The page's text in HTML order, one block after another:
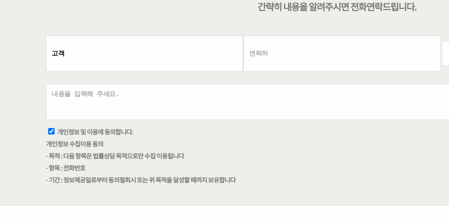
간략히 내용을 알려주시면전화연락드립니다.
개인정보 및 이용에 동의합니다.
개인정보 수집이용 동의
· 목적 : 다음 항목은 법률상담 목적으로만 수집 이용됩니다
· 항목 : 전화번호
· 기간 : 정보제공일로부터 동의철회시 또는 위 목적을 달성할 때까지 보유합니다